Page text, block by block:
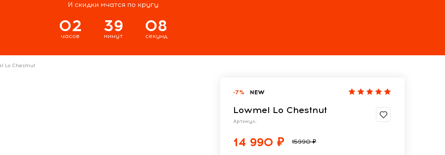
И скидки мчатся по кругу
02
часов
39
минут
07
секунд
Lo Chestnut
-7% NEW
Lowmel Lo Chestnut
Артикул:
14 990 ₽ 15990 ₽